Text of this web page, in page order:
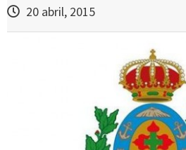
20 abril, 2015